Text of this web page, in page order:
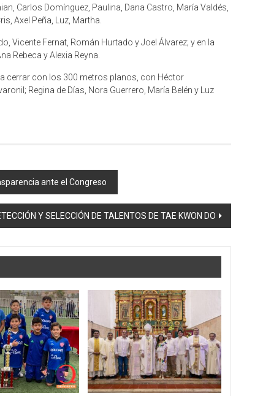
Carlos Domínguez, Paulina, Dana Castro, María Valdés,
Axel Peña, Luz, Martha.
Vicente Fernat, Román Hurtado y Joel Álvarez; y en la
Rebeca y Alexia Reyna.
cerrar con los 300 metros planos, con Héctor
Regina de Días, Nora Guerrero, María Belén y Luz
ante el Congreso
Y SELECCIÓN DE TALENTOS DE TAE KWON DO